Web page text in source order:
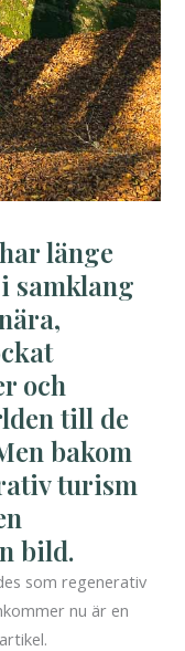
länge
samklang
och
till de
bakom
turism
bild.
som regenerativ
nu är en
artikel.